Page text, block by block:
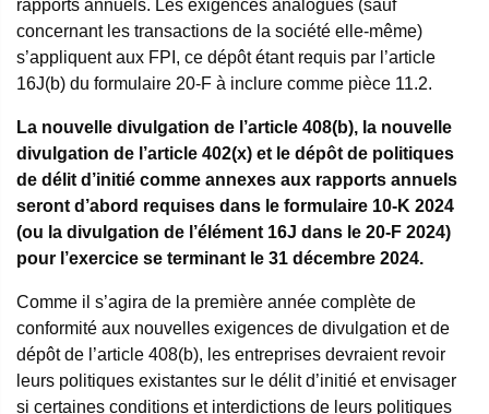
rapports annuels. Les exigences analogues (sauf
concernant les transactions de la société elle-même)
s’appliquent aux FPI, ce dépôt étant requis par l’article
16J(b) du formulaire 20-F à inclure comme pièce 11.2.
La nouvelle divulgation de l’article 408(b), la nouvelle
divulgation de l’article 402(x) et le dépôt de politiques
de délit d’initié comme annexes aux rapports annuels
seront d’abord requises dans le formulaire 10-K 2024
(ou la divulgation de l’élément 16J dans le 20-F 2024)
pour l’exercice se terminant le 31 décembre 2024.
Comme il s’agira de la première année complète de
conformité aux nouvelles exigences de divulgation et de
dépôt de l’article 408(b), les entreprises devraient revoir
leurs politiques existantes sur le délit d’initié et envisager
si certaines conditions et interdictions de leurs politiques